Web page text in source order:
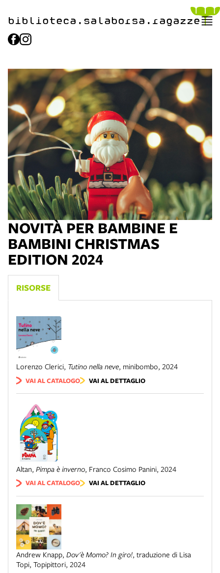
biblioteca.​salaborsa.ragazze
NOVITÀ PER BAMBINE E
BAMBINI CHRISTMAS
EDITION 2024
RISORSE
Lorenzo Clerici, Tutino nella neve, minibombo, 2024
VAI AL CATALOGO VAI AL DETTAGLIO
Altan, Pimpa è inverno, Franco Cosimo Panini, 2024
VAI AL CATALOGO VAI AL DETTAGLIO
Andrew Knapp, Dov'è Momo? In giro!, traduzione di Lisa
Topi, Topipittori, 2024